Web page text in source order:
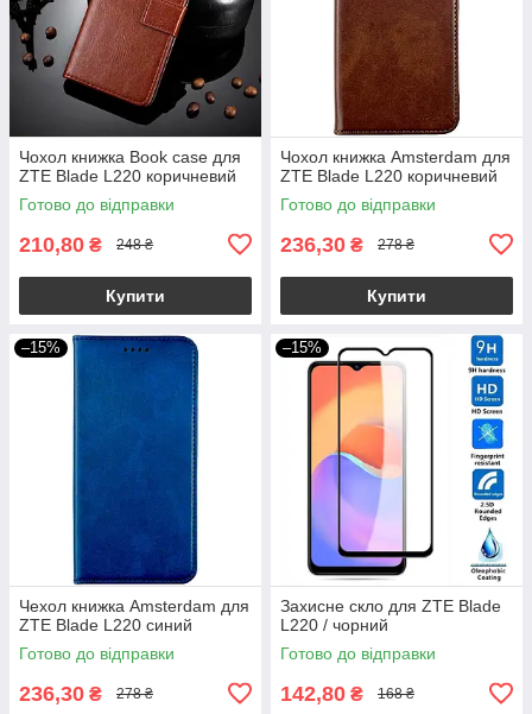
Чохол книжка Book case для
ZTE Blade L220 коричневий
Готово до відправки
210,80 ₴ 248 ₴
Купити
Чохол книжка Amsterdam для
ZTE Blade L220 коричневий
Готово до відправки
236,30 ₴ 278 ₴
Купити
–15%
Чехол книжка Amsterdam для
ZTE Blade L220 синий
Готово до відправки
236,30 ₴ 278 ₴
–15%
Захисне скло для ZTE Blade
L220 / чорний
Готово до відправки
142,80 ₴ 168 ₴